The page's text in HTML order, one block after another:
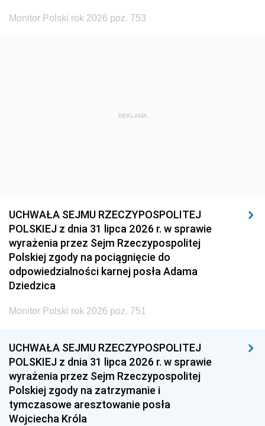
Monitor Polski rok 2026 poz. 753
REKLAMA
UCHWAŁA SEJMU RZECZYPOSPOLITEJ
POLSKIEJ z dnia 31 lipca 2026 r. w sprawie
wyrażenia przez Sejm Rzeczypospolitej
Polskiej zgody na pociągnięcie do
odpowiedzialności karnej posła Adama
Dziedzica
Monitor Polski rok 2026 poz. 751
UCHWAŁA SEJMU RZECZYPOSPOLITEJ
POLSKIEJ z dnia 31 lipca 2026 r. w sprawie
wyrażenia przez Sejm Rzeczypospolitej
Polskiej zgody na zatrzymanie i
tymczasowe aresztowanie posła
Wojciecha Króla